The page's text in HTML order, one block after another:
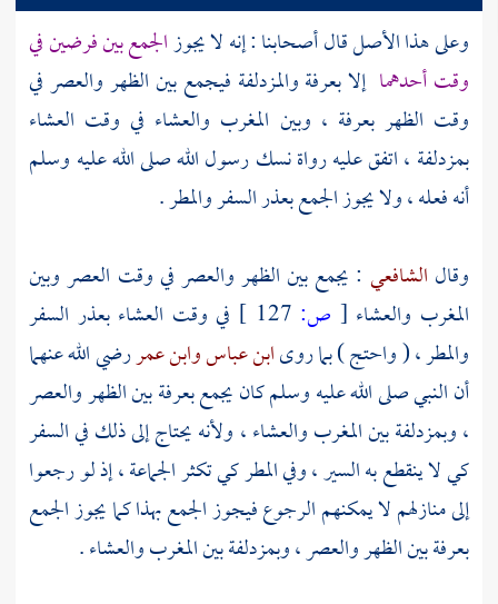
وعلى هذا الأصل قال أصحابنا : إنه لا يجوزالجمع بين فرضين في
وقت أحدهما إلابعرفةوالمزدلفة فيجمع بين الظهر والعصر في
وقت الظهربعرفة ، وبين المغرب والعشاء في وقت العشاء
بمزدلفة ، اتفق عليه رواة نسك رسول الله صلى الله عليه وسلم
أنه فعله ، ولا يجوز الجمع بعذر السفر والمطر .
وقال الشافعي : يجمع بين الظهر والعصر في وقت العصر وبين
المغرب والعشاء [ ص:
في وقت العشاء بعذر السفر
والمطر ، ( واحتج ) بما روىابن عباسوابن عمررضي الله عنهما
أن النبي صلى الله عليه وسلم كان يجمعبعرفةبين الظهر والعصر
،وبمزدلفةبين المغرب والعشاء ، ولأنه يحتاج إلى ذلك في السفر
كي لا ينقطع به السير ، وفي المطر كي تكثر الجماعة ، إذ لو رجعوا
إلى منازلهم لا يمكنهم الرجوع فيجوز الجمع بهذا كما يجوز الجمع
بعرفةبين الظهر والعصر ،وبمزدلفةبين المغرب والعشاء .